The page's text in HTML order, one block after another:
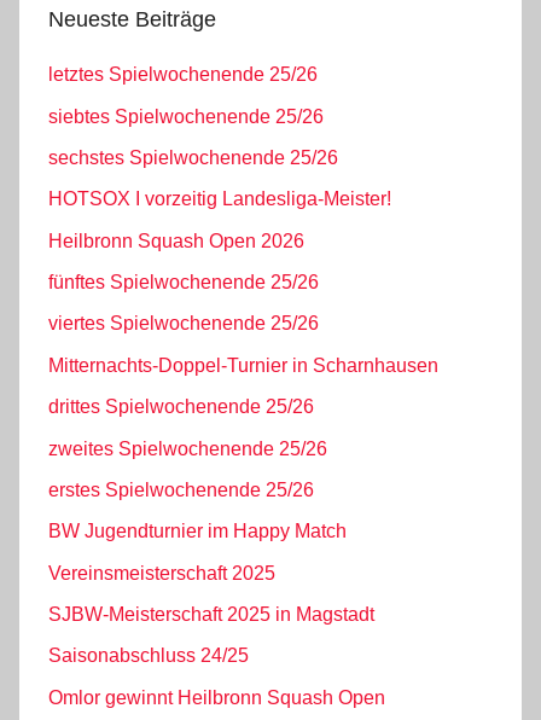
Neueste Beiträge
letztes Spielwochenende 25/26
siebtes Spielwochenende 25/26
sechstes Spielwochenende 25/26
HOTSOX I vorzeitig Landesliga-Meister!
Heilbronn Squash Open 2026
fünftes Spielwochenende 25/26
viertes Spielwochenende 25/26
Mitternachts-Doppel-Turnier in Scharnhausen
drittes Spielwochenende 25/26
zweites Spielwochenende 25/26
erstes Spielwochenende 25/26
BW Jugendturnier im Happy Match
Vereinsmeisterschaft 2025
SJBW-Meisterschaft 2025 in Magstadt
Saisonabschluss 24/25
Omlor gewinnt Heilbronn Squash Open